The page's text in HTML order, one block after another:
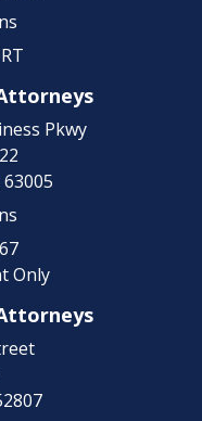
Pkwy
63005
Only